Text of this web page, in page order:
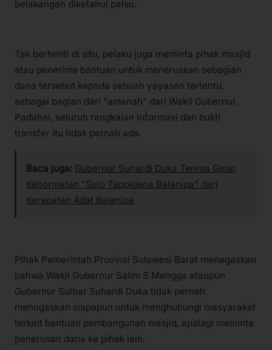
belakangan diketahui palsu.
Tak berhenti di situ, pelaku juga meminta pihak masjid
atau penerima bantuan untuk meneruskan sebagian
dana tersebut kepada sebuah yayasan tertentu,
sebagai bagian dari “amanah” dari Wakil Gubernur.
Padahal, seluruh rangkaian informasi dan bukti
transfer itu tidak pernah ada.
Baca juga: Gubernur Suhardi Duka Terima Gelar
Kehormatan “Sulo Tappidena Balanipa” dari
Kerapatan Adat Balanipa
Pihak Pemerintah Provinsi Sulawesi Barat menegaskan
bahwa Wakil Gubernur Salim S Mengga ataupun
Gubernur Sulbar Suhardi Duka tidak pernah
menugaskan siapapun untuk menghubungi masyarakat
terkait bantuan pembangunan masjid, apalagi meminta
penerusan dana ke pihak lain.